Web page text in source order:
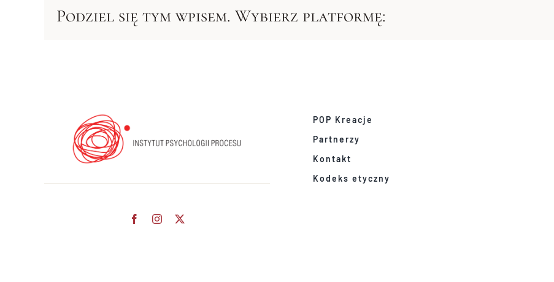
Podziel się tym wpisem. Wybierz platformę:
POP Kreacje
Partnerzy
Kontakt
Kodeks etyczny